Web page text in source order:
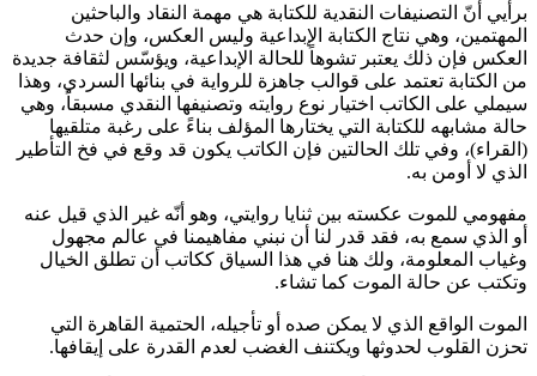
برأيي أنّ التصنيفات النقدية للكتابة هي مهمة النقاد والباحثين
المهتمين، وهي نتاج الكتابة الإبداعية وليس العكس، وإن حدث
العكس فإن ذلك يعتبر تشوهاً للحالة الإبداعية، ويؤسّس لثقافة جديدة
من الكتابة تعتمد على قوالب جاهزة للرواية في بنائها السردي، وهذا
سيملي على الكاتب اختيار نوع روايته وتصنيفها النقدي مسبقاً، وهي
حالة مشابهه للكتابة التي يختارها المؤلف بناءً على رغبة متلقيها
(القراء)، وفي تلك الحالتين فإن الكاتب يكون قد وقع في فخ التأطير
الذي لا أومن به.
مفهومي للموت عكسته بين ثنايا روايتي، وهو أنّه غير الذي قيل عنه
أو الذي سمع به، فقد قدر لنا أن نبني مفاهيمنا في عالم مجهول
وغياب المعلومة، ولك هنا في هذا السياق ككاتب أن تطلق الخيال
وتكتب عن حالة الموت كما تشاء.
الموت الواقع الذي لا يمكن صده أو تأجيله، الحتمية القاهرة التي
تحزن القلوب لحدوثها ويكتنف الغضب لعدم القدرة على إيقافها.